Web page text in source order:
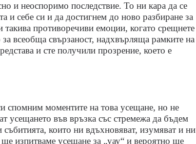
и неоспоримо последствие. То ни кара да се
и себе си и да достигнем до ново разбиране за
такива противоречиви емоции, когато срещнете
за всеобща свързаност, надхвърляща рамките на
и сте получили прозрение, което е
спомним моментите на това усещане, но не
усещането във връзка със стремежа да бъдем
които ни вдъхновяват, изумяват и ни
изпитваме усещане за „уау“ и вероятно ще